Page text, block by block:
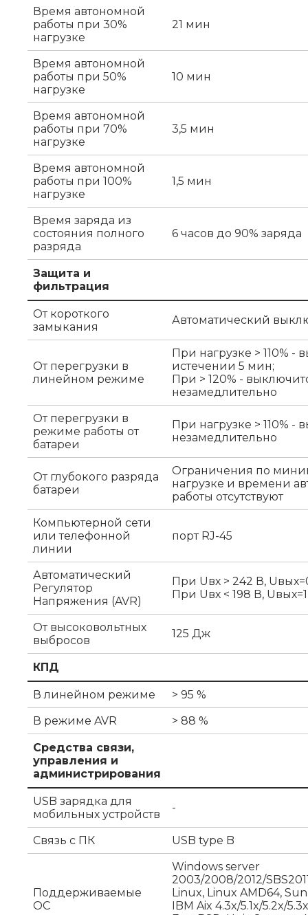
Время автономной
работы при 30%
нагрузке
21 мин
Время автономной
работы при 50%
нагрузке
10 мин
Время автономной
работы при 70%
нагрузке
3,5 мин
Время автономной
работы при 100%
нагрузке
1,5 мин
Время заряда из
состояния полного
разряда
6 часов до 90% заряда
Защита и
фильтрация
От короткого
замыкания
Автоматический
От перегрузки в
линейном режиме
При нагрузке > 110% -
истечении 5 мин;
При > 120% -
незамедлительно
От перегрузки в
режиме работы от
батареи
При нагрузке > 110% -
незамедлительно
От глубокого разряда
батареи
Ограничения по
нагрузке и времени
работы отсутствуют
Компьютерной сети
или телефонной
линии
порт RJ-45
Автоматический
Регулятор
Напряжения (AVR)
При Uвх > 242 В,
При Uвх < 198 В,
От высоковольтных
выбросов
125 Дж
КПД
В линейном режиме
> 95 %
В режиме AVR
> 88 %
Средства связи,
управления и
администрирования
USB зарядка для
мобильных устройств
-
Связь с ПК USB type B
Поддерживаемые
ОС
Windows server
2003/2008/2012/
Linux, Linux AMD64,
IBM Aix 4.3x/5.1x/5.2x/